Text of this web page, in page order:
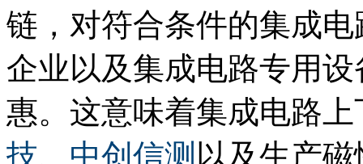
链，对符合条件的集成
企业以及集成电路专用
惠。这意味着集成电路
技
中创信测 以及生产